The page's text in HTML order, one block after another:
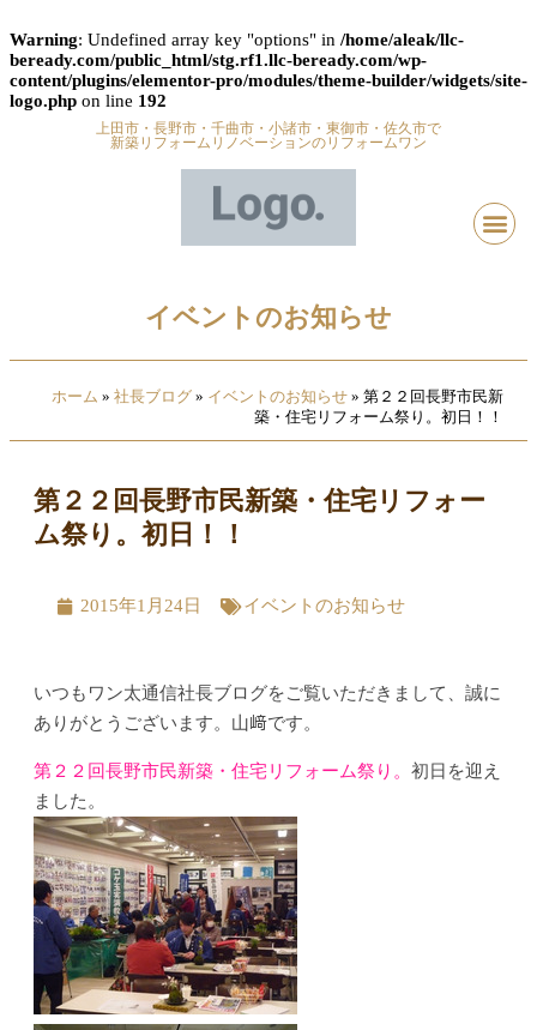
Warning: Undefined array key "options" in /home/aleak/llc-
beready.com/public_html/stg.rf1.llc-beready.com/wp-
content/plugins/elementor-pro/modules/theme-builder/widgets/site-
logo.php on line 192
上田市・長野市・千曲市・小諸市・東御市・佐久市で
新築リフォームリノベーションのリフォームワン
イベントのお知らせ
ホーム » 社長ブログ » イベントのお知らせ » 第２２回長野市民新
築・住宅リフォーム祭り。初日！！
第２２回長野市民新築・住宅リフォー
ム祭り。初日！！
2015年1月24日 イベントのお知らせ
いつもワン太通信社長ブログをご覧いただきまして、誠に
ありがとうございます。山﨑です。
第２２回長野市民新築・住宅リフォーム祭り。 初日を迎え
ました。